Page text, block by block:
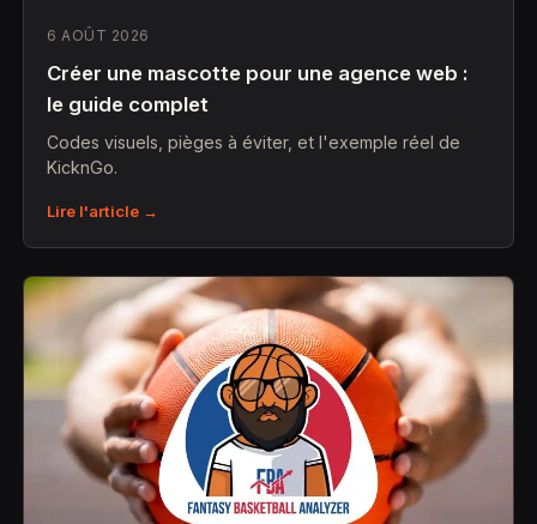
6 AOÛT 2026
Créer une mascotte pour une agence web :
le guide complet
Codes visuels, pièges à éviter, et l'exemple réel de
KicknGo.
Lire l'article →